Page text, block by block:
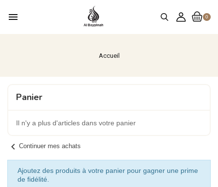
0
menu
Accueil
Panier
Il n'y a plus d'articles dans votre panier
chevron_left Continuer mes achats
Ajoutez des produits à votre panier pour gagner une prime
de fidélité.